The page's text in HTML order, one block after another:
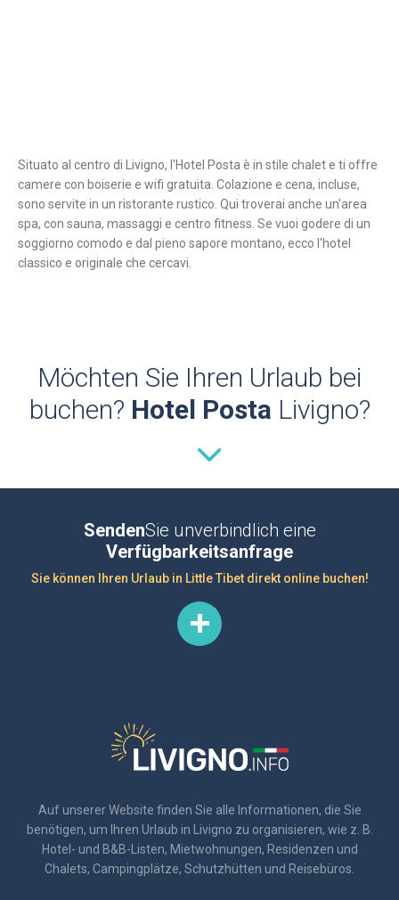
Situato al centro di Livigno, l'Hotel Posta è in stile chalet e ti offre
camere con boiserie e wifi gratuita. Colazione e cena, incluse,
sono servite in un ristorante rustico. Qui troverai anche un'area
spa, con sauna, massaggi e centro fitness. Se vuoi godere di un
soggiorno comodo e dal pieno sapore montano, ecco l'hotel
classico e originale che cercavi.
Möchten Sie Ihren Urlaub bei
buchen? Hotel Posta Livigno?
SendenSie unverbindlich eine
Verfügbarkeitsanfrage
Sie können Ihren Urlaub in Little Tibet direkt online buchen!
Auf unserer Website finden Sie alle Informationen, die Sie
benötigen, um Ihren Urlaub in Livigno zu organisieren, wie z. B.
Hotel- und B&B-Listen, Mietwohnungen, Residenzen und
Chalets, Campingplätze, Schutzhütten und Reisebüros.